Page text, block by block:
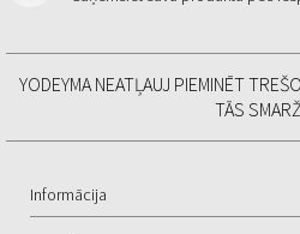
YODEYMA NEATĻAUJ PIEMINĒT
TĀS
Informācija